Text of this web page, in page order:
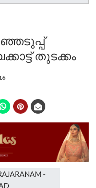
തുടക്കം